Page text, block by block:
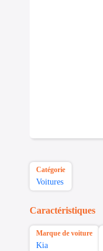
Catégorie
Voitures
Caractéristiques
Marque de voiture
Kia